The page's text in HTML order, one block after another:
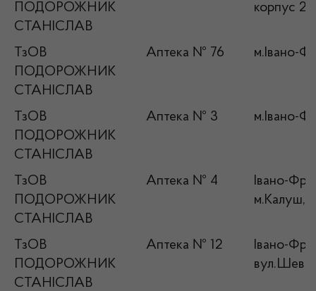
ПОДОРОЖНИК
СТАНІСЛАВ
корпус 2
ТзОВ
ПОДОРОЖНИК
СТАНІСЛАВ
Аптека № 76 м.Івано-
ТзОВ
ПОДОРОЖНИК
СТАНІСЛАВ
Аптека № 3 м.Івано-
ТзОВ
ПОДОРОЖНИК
СТАНІСЛАВ
Аптека № 4
Івано-
м.Калуш,
ТзОВ
ПОДОРОЖНИК
СТАНІСЛАВ
Аптека № 12
Івано-